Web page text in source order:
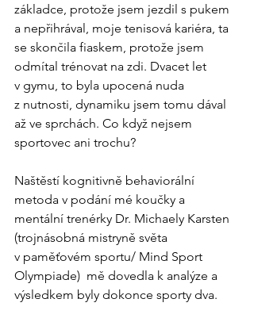
základce, protože jsem jezdil s pukem
a nepřihrával, moje tenisová kariéra, ta
se skončila fiaskem, protože jsem
odmítal trénovat na zdi. Dvacet let
v gymu, to byla upocená nuda
z nutnosti, dynamiku jsem tomu dával
až ve sprchách. Co když nejsem
sportovec ani trochu?
Naštěstí kognitivně behaviorální
metoda v podání mé koučky a
mentální trenérky Dr. Michaely Karsten
(trojnásobná mistryně světa
v paměťovém sportu/ Mind Sport
Olympiade)  mě dovedla k analýze a
výsledkem byly dokonce sporty dva.